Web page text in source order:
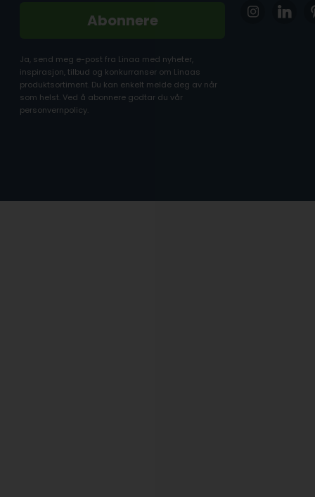
Abonnere
Ja, send meg e-post fra Linaa med nyheter,
inspirasjon, tilbud og konkurranser om Linaas
produktsortiment. Du kan enkelt melde deg av når
som helst. Ved å abonnere godtar du vår
personvernpolicy.